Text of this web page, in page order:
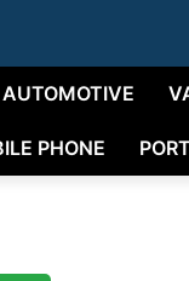
AUTOMOTIVE
PHONE